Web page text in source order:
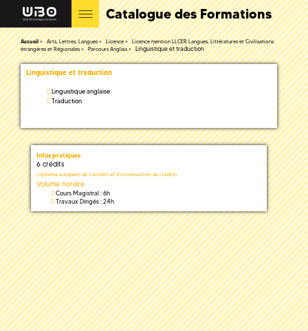
Catalogue des Formations
Accueil Arts, Lettres, Langues Licence
Licence mention LLCER Langues, Littératures et Civilisations
étrangères et Régionales
Parcours Anglais Linguistique et traduction
Linguistique et traduction
Linguistique anglaise
Traduction
Infos pratiques
6 crédits
( système européen de transfert et d'accumulation de crédits)
Volume horaire
Cours Magistral : 6h
Travaux Dirigés : 24h